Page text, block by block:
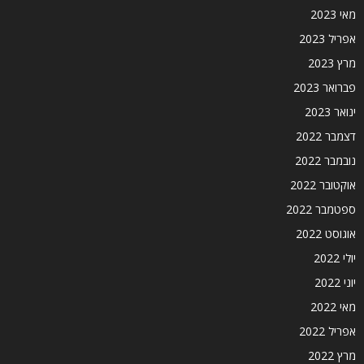
מאי 2023
אפריל 2023
מרץ 2023
פברואר 2023
ינואר 2023
דצמבר 2022
נובמבר 2022
אוקטובר 2022
ספטמבר 2022
אוגוסט 2022
יולי 2022
יוני 2022
מאי 2022
אפריל 2022
מרץ 2022